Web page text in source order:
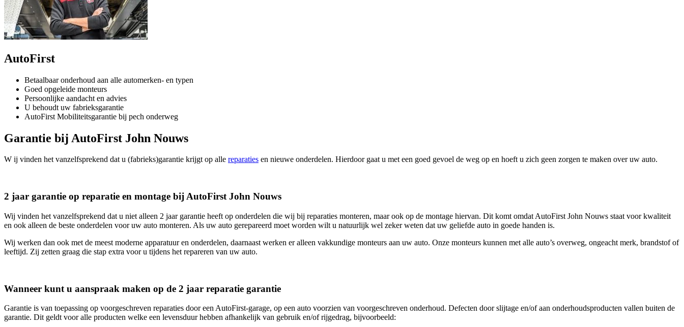
AutoFirst
Betaalbaar onderhoud aan alle automerken- en typen
Goed opgeleide monteurs
Persoonlijke aandacht en advies
U behoudt uw fabrieksgarantie
AutoFirst Mobiliteitsgarantie bij pech onderweg
Garantie bij AutoFirst John Nouws
W ij vinden het vanzelfsprekend dat u (fabrieks)garantie krijgt op alle reparaties en nieuwe onderdelen. Hierdoor gaat u met een goed gevoel de weg op en hoeft u zich geen zorgen te maken over uw auto.
2 jaar garantie op reparatie en montage bij AutoFirst John Nouws
Wij vinden het vanzelfsprekend dat u niet alleen 2 jaar garantie heeft op onderdelen die wij bij reparaties monteren, maar ook op de montage hiervan. Dit komt omdat AutoFirst John Nouws staat voor kwaliteit
en ook alleen de beste onderdelen voor uw auto monteren. Als uw auto gerepareerd moet worden wilt u natuurlijk wel zeker weten dat uw geliefde auto in goede handen is.
Wij werken dan ook met de meest moderne apparatuur en onderdelen, daarnaast werken er alleen vakkundige monteurs aan uw auto. Onze monteurs kunnen met alle auto’s overweg, ongeacht merk, brandstof of
leeftijd. Zij zetten graag die stap extra voor u tijdens het repareren van uw auto.
Wanneer kunt u aanspraak maken op de 2 jaar reparatie garantie
Garantie is van toepassing op voorgeschreven reparaties door een AutoFirst-garage, op een auto voorzien van voorgeschreven onderhoud. Defecten door slijtage en/of aan onderhoudsproducten vallen buiten de
garantie. Dit geldt voor alle producten welke een levensduur hebben afhankelijk van gebruik en/of rijgedrag, bijvoorbeeld: